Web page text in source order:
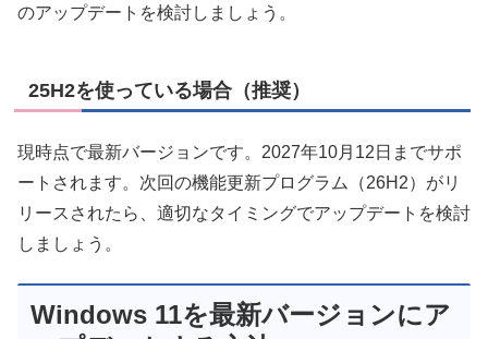
のアップデートを検討しましょう。
25H2を使っている場合（推奨）
現時点で最新バージョンです。2027年10月12日までサポ
ートされます。次回の機能更新プログラム（26H2）がリ
リースされたら、適切なタイミングでアップデートを検討
しましょう。
Windows 11を最新バージョンにア